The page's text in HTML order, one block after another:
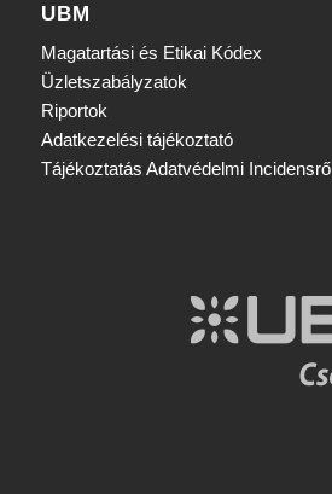
UBM
Magatartási és Etikai Kódex
Üzletszabályzatok
Riportok
Adatkezelési tájékoztató
Tájékoztatás Adatvédelmi Incidensről